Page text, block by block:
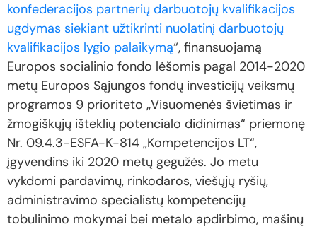
konfederacijos partnerių darbuotojų kvalifikacijos
ugdymas siekiant užtikrinti nuolatinį darbuotojų
kvalifikacijos lygio palaikymą“, finansuojamą
Europos socialinio fondo lėšomis pagal 2014-2020
metų Europos Sąjungos fondų investicijų veiksmų
programos 9 prioriteto „Visuomenės švietimas ir
žmogiškųjų išteklių potencialo didinimas“ priemonę
Nr. 09.4.3-ESFA-K-814 „Kompetencijos LT“,
įgyvendins iki 2020 metų gegužės. Jo metu
vykdomi pardavimų, rinkodaros, viešųjų ryšių,
administravimo specialistų kompetencijų
tobulinimo mokymai bei metalo apdirbimo, mašinų